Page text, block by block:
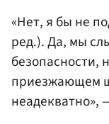
«Нет, я бы не
ред.). Да, мы
безопасности,
приезжающем
неадекватно»,